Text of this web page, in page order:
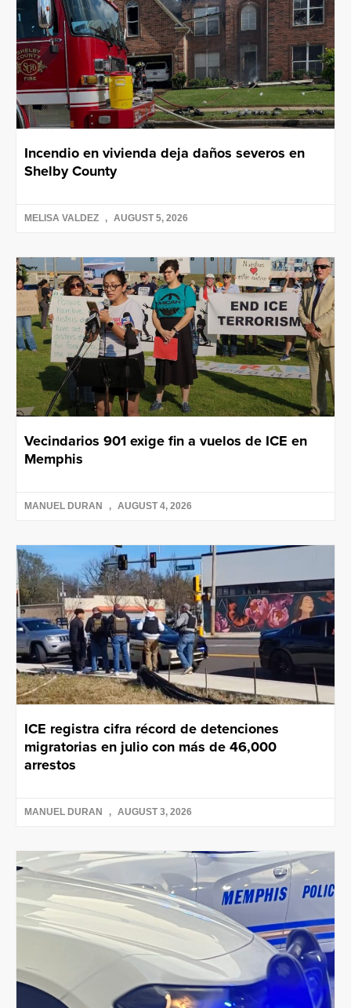
Incendio en vivienda deja daños severos en
Shelby County
MELISA VALDEZ AUGUST 5, 2026
Vecindarios 901 exige fin a vuelos de ICE en
Memphis
MANUEL DURAN AUGUST 4, 2026
ICE registra cifra récord de detenciones
migratorias en julio con más de 46,000
arrestos
MANUEL DURAN AUGUST 3, 2026